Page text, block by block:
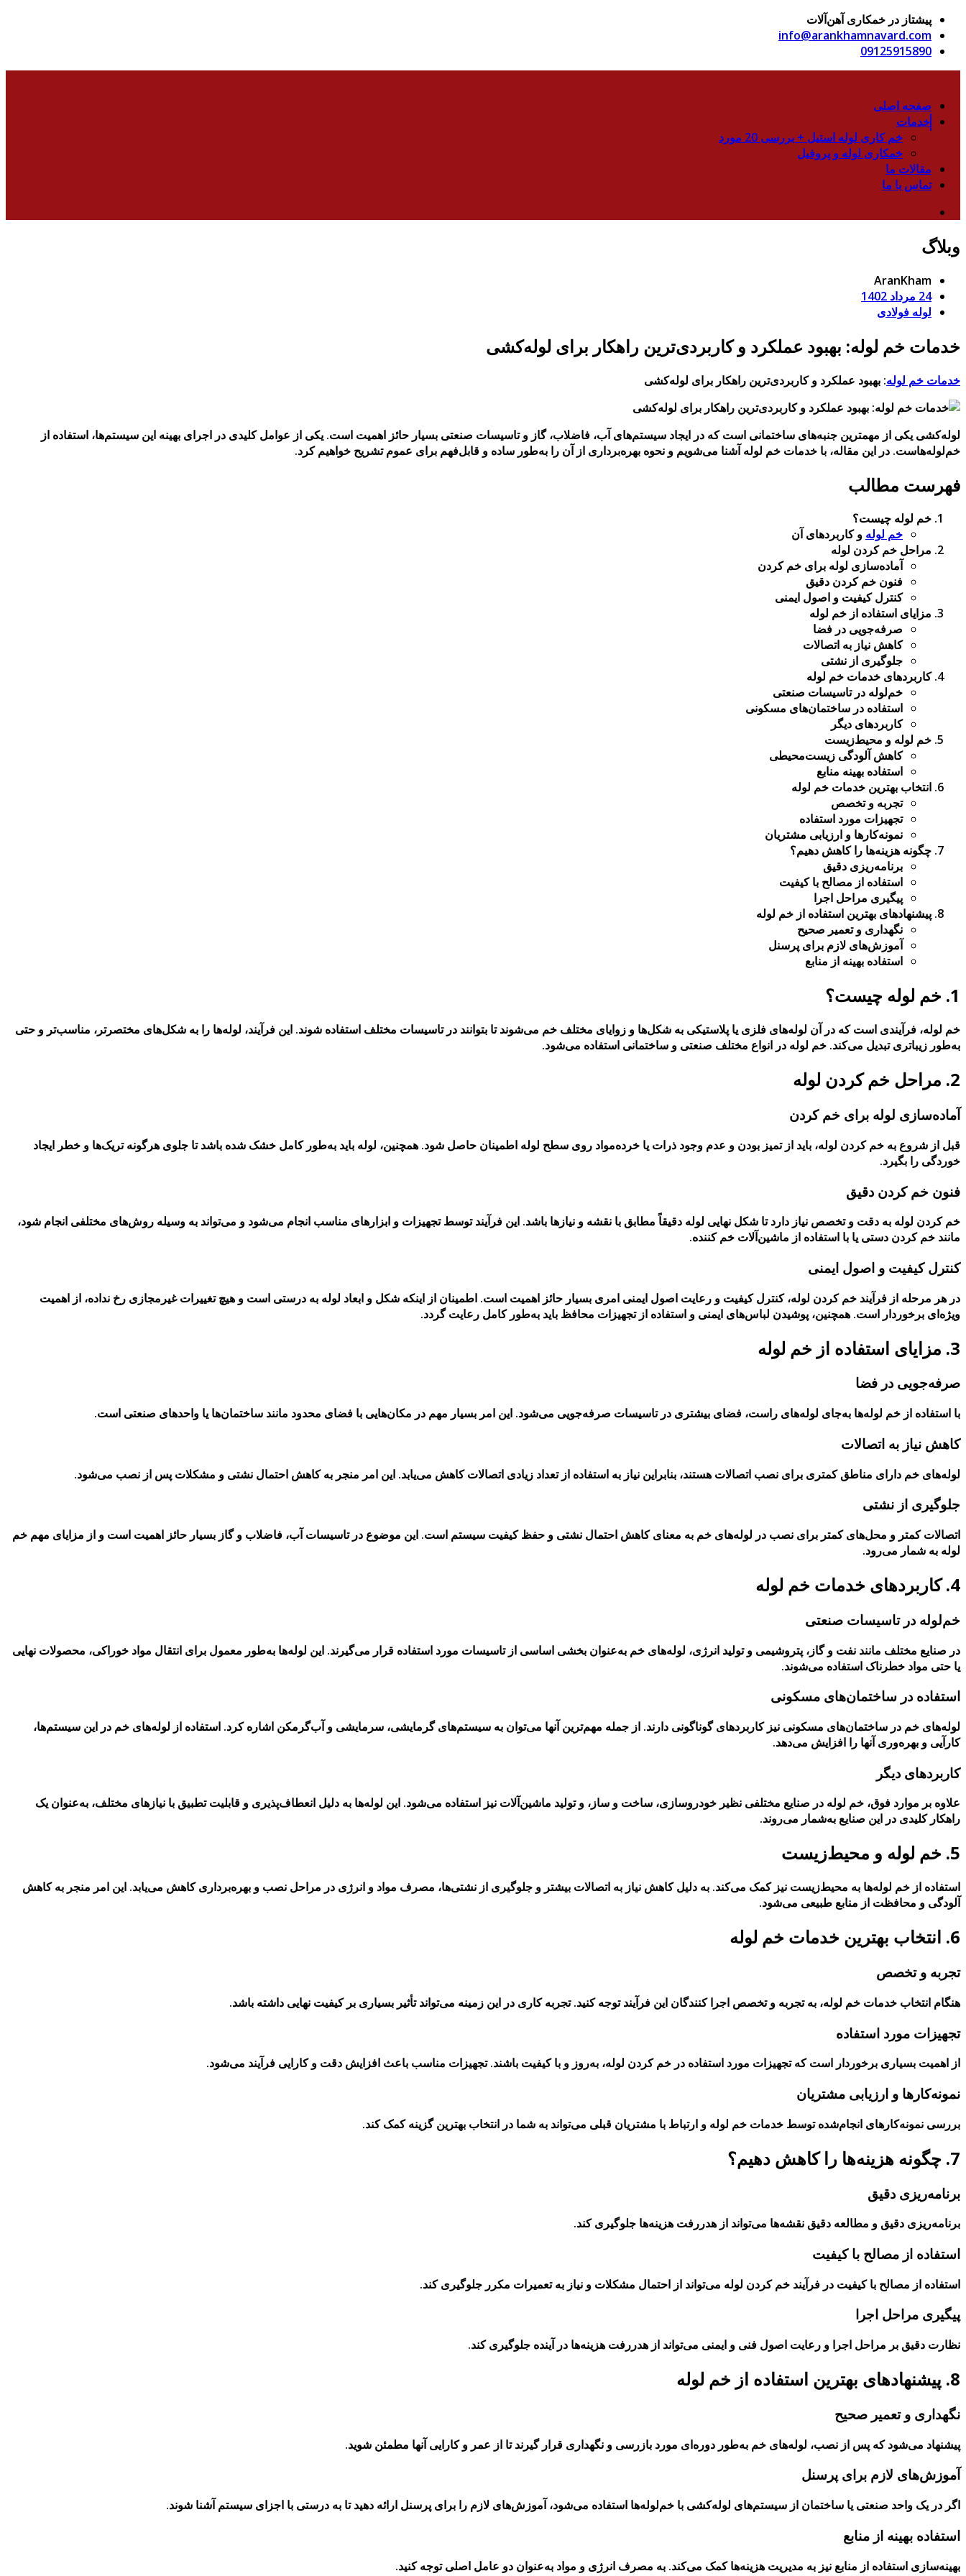
پیشتاز در خمکاری آهن‌آلات
info@arankhamnavard.com
09125915890
صفحه اصلی
خدمات
خم کاری لوله استیل + بررسی 20 مورد
خمکاری لوله و پروفیل
مقالات ما
تماس با ما
وبلاگ
AranKham
24 مرداد 1402
لوله فولادی
خدمات خم لوله: بهبود عملکرد و کاربردی‌ترین راهکار برای لوله‌کشی
خدمات خم لوله: بهبود عملکرد و کاربردی‌ترین راهکار برای لوله‌کشی
لوله‌کشی یکی از مهمترین جنبه‌های ساختمانی است که در ایجاد سیستم‌های آب، فاضلاب، گاز و تاسیسات صنعتی بسیار حائز اهمیت است. یکی از عوامل کلیدی در اجرای بهینه این سیستم‌ها، استفاده از
خم‌لوله‌هاست. در این مقاله، با خدمات خم لوله آشنا می‌شویم و نحوه بهره‌برداری از آن را به‌طور ساده و قابل‌فهم برای عموم تشریح خواهیم کرد.
فهرست مطالب
خم لوله چیست؟
خم لوله و کاربردهای آن
مراحل خم کردن لوله
آماده‌سازی لوله برای خم کردن
فنون خم کردن دقیق
کنترل کیفیت و اصول ایمنی
مزایای استفاده از خم لوله
صرفه‌جویی در فضا
کاهش نیاز به اتصالات
جلوگیری از نشتی
کاربردهای خدمات خم لوله
خم‌لوله در تاسیسات صنعتی
استفاده در ساختمان‌های مسکونی
کاربردهای دیگر
خم لوله و محیط‌زیست
کاهش آلودگی زیست‌محیطی
استفاده بهینه منابع
انتخاب بهترین خدمات خم لوله
تجربه و تخصص
تجهیزات مورد استفاده
نمونه‌کارها و ارزیابی مشتریان
چگونه هزینه‌ها را کاهش دهیم؟
برنامه‌ریزی دقیق
استفاده از مصالح با کیفیت
پیگیری مراحل اجرا
پیشنهادهای بهترین استفاده از خم لوله
نگهداری و تعمیر صحیح
آموزش‌های لازم برای پرسنل
استفاده بهینه از منابع
1. خم لوله چیست؟
خم لوله، فرآیندی است که در آن لوله‌های فلزی یا پلاستیکی به شکل‌ها و زوایای مختلف خم می‌شوند تا بتوانند در تاسیسات مختلف استفاده شوند. این فرآیند، لوله‌ها را به شکل‌های مختصرتر، مناسب‌تر و حتی
به‌طور زیباتری تبدیل می‌کند. خم لوله در انواع مختلف صنعتی و ساختمانی استفاده می‌شود.
2. مراحل خم کردن لوله
آماده‌سازی لوله برای خم کردن
قبل از شروع به خم کردن لوله، باید از تمیز بودن و عدم وجود ذرات یا خرده‌مواد روی سطح لوله اطمینان حاصل شود. همچنین، لوله باید به‌طور کامل خشک شده باشد تا جلوی هرگونه تریک‌ها و خطر ایجاد
خوردگی را بگیرد.
فنون خم کردن دقیق
خم کردن لوله به دقت و تخصص نیاز دارد تا شکل نهایی لوله دقیقاً مطابق با نقشه و نیازها باشد. این فرآیند توسط تجهیزات و ابزارهای مناسب انجام می‌شود و می‌تواند به وسیله روش‌های مختلفی انجام شود،
مانند خم کردن دستی یا با استفاده از ماشین‌آلات خم کننده.
کنترل کیفیت و اصول ایمنی
در هر مرحله از فرآیند خم کردن لوله، کنترل کیفیت و رعایت اصول ایمنی امری بسیار حائز اهمیت است. اطمینان از اینکه شکل و ابعاد لوله به درستی است و هیچ تغییرات غیرمجازی رخ نداده، از اهمیت
ویژه‌ای برخوردار است. همچنین، پوشیدن لباس‌های ایمنی و استفاده از تجهیزات محافظ باید به‌طور کامل رعایت گردد.
3. مزایای استفاده از خم لوله
صرفه‌جویی در فضا
با استفاده از خم لوله‌ها به‌جای لوله‌های راست، فضای بیشتری در تاسیسات صرفه‌جویی می‌شود. این امر بسیار مهم در مکان‌هایی با فضای محدود مانند ساختمان‌ها یا واحدهای صنعتی است.
کاهش نیاز به اتصالات
لوله‌های خم دارای مناطق کمتری برای نصب اتصالات هستند، بنابراین نیاز به استفاده از تعداد زیادی اتصالات کاهش می‌یابد. این امر منجر به کاهش احتمال نشتی و مشکلات پس از نصب می‌شود.
جلوگیری از نشتی
اتصالات کمتر و محل‌های کمتر برای نصب در لوله‌های خم به معنای کاهش احتمال نشتی و حفظ کیفیت سیستم است. این موضوع در تاسیسات آب، فاضلاب و گاز بسیار حائز اهمیت است و از مزایای مهم خم
لوله به شمار می‌رود.
4. کاربردهای خدمات خم لوله
خم‌لوله در تاسیسات صنعتی
در صنایع مختلف مانند نفت و گاز، پتروشیمی و تولید انرژی، لوله‌های خم به‌عنوان بخشی اساسی از تاسیسات مورد استفاده قرار می‌گیرند. این لوله‌ها به‌طور معمول برای انتقال مواد خوراکی، محصولات نهایی
یا حتی مواد خطرناک استفاده می‌شوند.
استفاده در ساختمان‌های مسکونی
لوله‌های خم در ساختمان‌های مسکونی نیز کاربردهای گوناگونی دارند. از جمله مهم‌ترین آنها می‌توان به سیستم‌های گرمایشی، سرمایشی و آب‌گرمکن اشاره کرد. استفاده از لوله‌های خم در این سیستم‌ها،
کارآیی و بهره‌وری آنها را افزایش می‌دهد.
کاربردهای دیگر
علاوه بر موارد فوق، خم لوله در صنایع مختلفی نظیر خودروسازی، ساخت و ساز، و تولید ماشین‌آلات نیز استفاده می‌شود. این لوله‌ها به دلیل انعطاف‌پذیری و قابلیت تطبیق با نیازهای مختلف، به‌عنوان یک
راهکار کلیدی در این صنایع به‌شمار می‌روند.
5. خم لوله و محیط‌زیست
استفاده از خم لوله‌ها به محیط‌زیست نیز کمک می‌کند. به دلیل کاهش نیاز به اتصالات بیشتر و جلوگیری از نشتی‌ها، مصرف مواد و انرژی در مراحل نصب و بهره‌برداری کاهش می‌یابد. این امر منجر به کاهش
آلودگی و محافظت از منابع طبیعی می‌شود.
6. انتخاب بهترین خدمات خم لوله
تجربه و تخصص
هنگام انتخاب خدمات خم لوله، به تجربه و تخصص اجرا کنندگان این فرآیند توجه کنید. تجربه کاری در این زمینه می‌تواند تأثیر بسیاری بر کیفیت نهایی داشته باشد.
تجهیزات مورد استفاده
از اهمیت بسیاری برخوردار است که تجهیزات مورد استفاده در خم کردن لوله، به‌روز و با کیفیت باشند. تجهیزات مناسب باعث افزایش دقت و کارایی فرآیند می‌شود.
نمونه‌کارها و ارزیابی مشتریان
بررسی نمونه‌کارهای انجام‌شده توسط خدمات خم لوله و ارتباط با مشتریان قبلی می‌تواند به شما در انتخاب بهترین گزینه کمک کند.
7. چگونه هزینه‌ها را کاهش دهیم؟
برنامه‌ریزی دقیق
برنامه‌ریزی دقیق و مطالعه دقیق نقشه‌ها می‌تواند از هدررفت هزینه‌ها جلوگیری کند.
استفاده از مصالح با کیفیت
استفاده از مصالح با کیفیت در فرآیند خم کردن لوله می‌تواند از احتمال مشکلات و نیاز به تعمیرات مکرر جلوگیری کند.
پیگیری مراحل اجرا
نظارت دقیق بر مراحل اجرا و رعایت اصول فنی و ایمنی می‌تواند از هدررفت هزینه‌ها در آینده جلوگیری کند.
8. پیشنهادهای بهترین استفاده از خم لوله
نگهداری و تعمیر صحیح
پیشنهاد می‌شود که پس از نصب، لوله‌های خم به‌طور دوره‌ای مورد بازرسی و نگهداری قرار گیرند تا از عمر و کارایی آنها مطمئن شوید.
آموزش‌های لازم برای پرسنل
اگر در یک واحد صنعتی یا ساختمان از سیستم‌های لوله‌کشی با خم‌لوله‌ها استفاده می‌شود، آموزش‌های لازم را برای پرسنل ارائه دهید تا به درستی با اجزای سیستم آشنا شوند.
استفاده بهینه از منابع
بهینه‌سازی استفاده از منابع نیز به مدیریت هزینه‌ها کمک می‌کند. به مصرف انرژی و مواد به‌عنوان دو عامل اصلی توجه کنید.